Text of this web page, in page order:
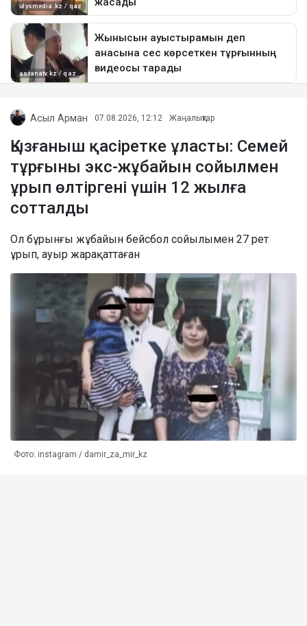
Асыл Арман 07.08.2026, 12:12 Жаңалықтар
Қызғаныш қасіретке ұласты: Семей
тұрғыны экс-жұбайын сойылмен
ұрып өлтіргені үшін 12 жылға
сотталды
Ол бұрынғы жұбайын бейсбол сойылымен 27 рет
ұрып, ауыр жарақаттаған
Фото: instagram / damir_za_mir_kz